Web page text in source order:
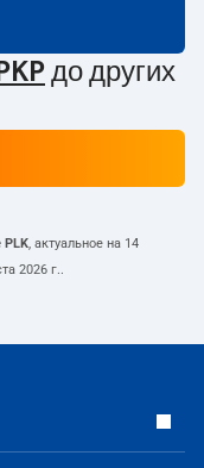
до других
PLK, актуальное на 14
2026 г..